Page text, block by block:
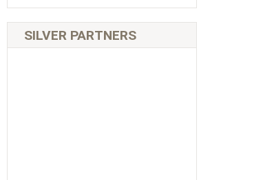
SILVER PARTNERS